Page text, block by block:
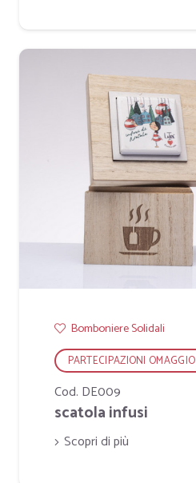
Bomboniere Solidali
PARTECIPAZIONI OMAGGIO
Cod. DE009
scatola infusi
Scopri di più